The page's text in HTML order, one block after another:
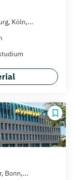
Köln,...
Bonn,...